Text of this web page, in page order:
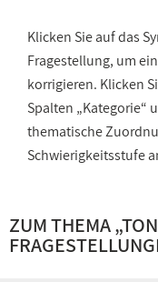
Klicken Sie auf das
Fragestellung, um
korrigieren. Klicken
Spalten „Kategorie“
thematische
Schwierigkeitsstufe
ZUM THEMA